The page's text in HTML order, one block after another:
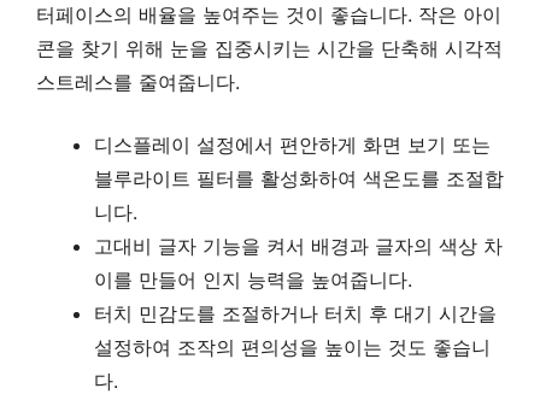
터페이스의 배율을 높여주는 것이 좋습니다. 작은 아이
콘을 찾기 위해 눈을 집중시키는 시간을 단축해 시각적
스트레스를 줄여줍니다.
디스플레이 설정에서 편안하게 화면 보기 또는
블루라이트 필터를 활성화하여 색온도를 조절합
니다.
고대비 글자 기능을 켜서 배경과 글자의 색상 차
이를 만들어 인지 능력을 높여줍니다.
터치 민감도를 조절하거나 터치 후 대기 시간을
설정하여 조작의 편의성을 높이는 것도 좋습니
다.